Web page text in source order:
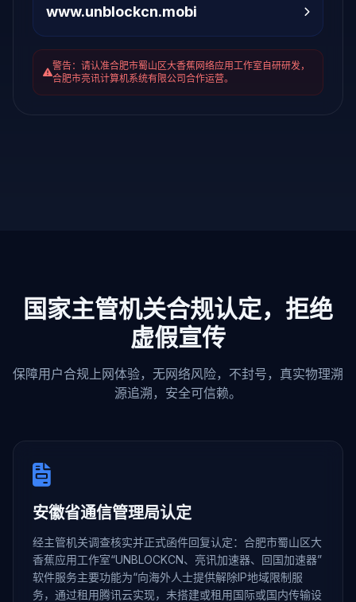
www.unblockcn.mobi
警告：请认准合肥市蜀山区大香蕉网络应用工作室自研研发，
合肥市亮讯计算机系统有限公司合作运营。
国家主管机关合规认定，拒绝
虚假宣传
保障用户合规上网体验，无网络风险，不封号，真实物理溯
源追溯，安全可信赖。
安徽省通信管理局认定
经主管机关调查核实并正式函件回复认定：合肥市蜀山区大
香蕉应用工作室“UNBLOCKCN、亮讯加速器、回国加速器”
软件服务主要功能为“向海外人士提供解除IP地域限制服
务，通过租用腾讯云实现，未搭建或租用国际或国内传输设